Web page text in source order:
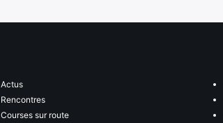
Actus
Rencontres
Courses sur route